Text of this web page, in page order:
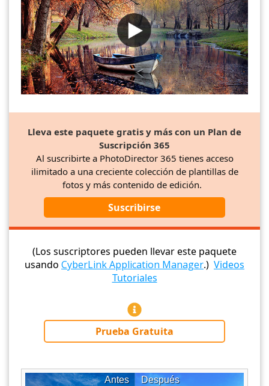
Lleva este paquete gratis y más con un Plan de
Suscripción 365
Al suscribirte a PhotoDirector 365 tienes acceso
ilimitado a una creciente colección de plantillas de
fotos y más contenido de edición.
Suscribirse
(Los suscriptores pueden llevar este paquete
usando CyberLink Application Manager.) Videos
Tutoriales
Prueba Gratuita
Después
Antes